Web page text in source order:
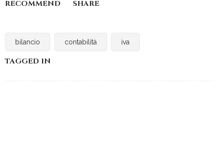
RECOMMEND SHARE
bilancio contabilità iva
TAGGED IN